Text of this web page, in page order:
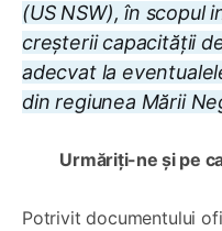
(US NSW), în scopul
creșterii capacității
adecvat la
din regiunea Mării
Urmăriți-ne și pe
Potrivit documentului